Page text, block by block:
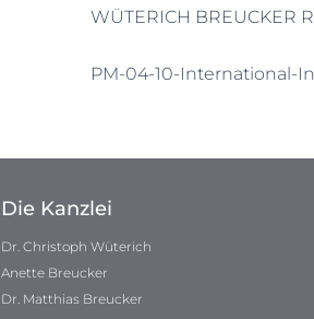
WÜTERICH BREUCKER
PM-04-10-International-
Die Kanzlei
Dr. Christoph Wüterich
Anette Breucker
Dr. Matthias Breucker